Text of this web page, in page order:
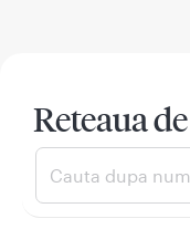
Reteaua